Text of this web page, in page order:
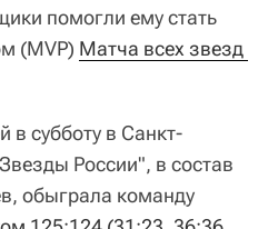
помогли ему стать
(MVP) Матча всех звезд
в субботу в Санкт-
России", в состав
обыграла команду